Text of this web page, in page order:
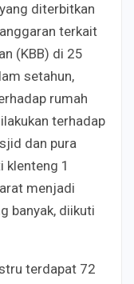
diterbitkan
terkait
(KBB) di 25
setahun,
rumah
terhadap
dan pura
klenteng 1
menjadi
banyak, diikuti
terdapat 72